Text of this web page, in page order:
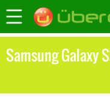
Samsung Galaxy